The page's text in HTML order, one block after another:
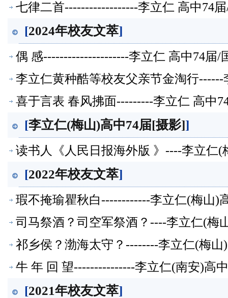
七律二首------------------李立仁 高中74
[2024年校友文萃]
偶 感---------------------李立仁 高中74届/
李立仁黄种酷等校友父亲节金淘行
萃】
喜于言表 春风拂面---------李立仁 高中
[李立仁(梅山)高中74届[摄影]]
读书人《人民日报海外版 》----李立仁
[2022年校友文萃]
瑕不掩瑜瞿秋白------------李立仁(梅山)
司马祭酒？司空军祭酒？----李立仁(梅
祁乡侯？渤海太守？--------李立仁(梅
牛 年 回 望---------------李立仁(南安)高
[2021年校友文萃]